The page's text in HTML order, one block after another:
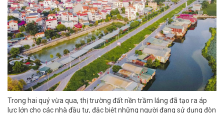
Trong hai quý vừa qua, thị trường đất nền trầm lắng đã tạo ra áp
lực lớn cho các nhà đầu tư, đặc biệt những người đang sử dụng đòn